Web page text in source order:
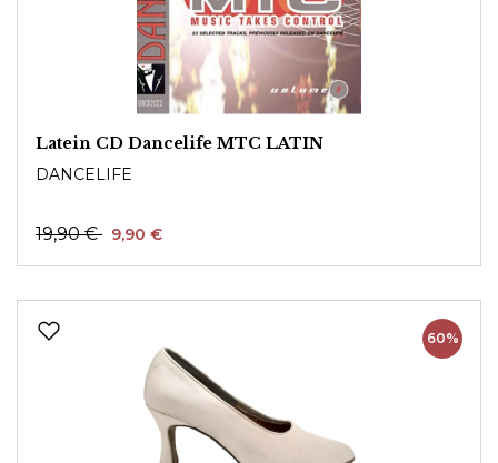
Latein CD Dancelife MTC LATIN
DANCELIFE
19,90 € 9,90 €
60%